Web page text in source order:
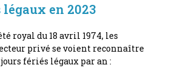
en 2023
royal du 18 avril 1974, les
privé se voient reconnaître
jours fériés légaux par an :